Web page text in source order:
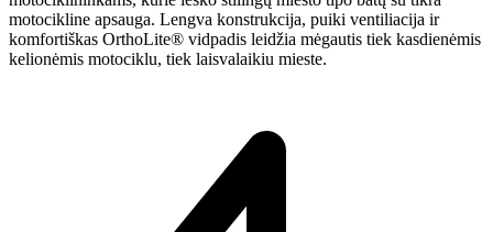
motocikline apsauga. Lengva konstrukcija, puiki ventiliacija ir
komfortiškas OrthoLite® vidpadis leidžia mėgautis tiek kasdienėmis
kelionėmis motociklu, tiek laisvalaikiu mieste.